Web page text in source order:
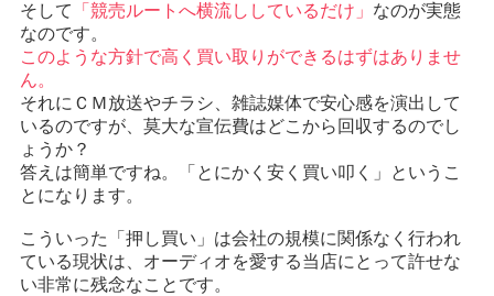
そして
「競売ルートへ横流ししているだけ」 なのが実態
なのです。
このような方針で高く買い取りができるはずはありませ
ん。
それにＣＭ放送やチラシ、雑誌媒体で安心感を演出して
いるのですが、莫大な宣伝費はどこから回収するのでし
ょうか？
答えは簡単ですね。「とにかく安く買い叩く」というこ
とになります。
こういった「押し買い」は会社の規模に関係なく行われ
ている現状は、オーディオを愛する当店にとって許せな
い非常に残念なことです。